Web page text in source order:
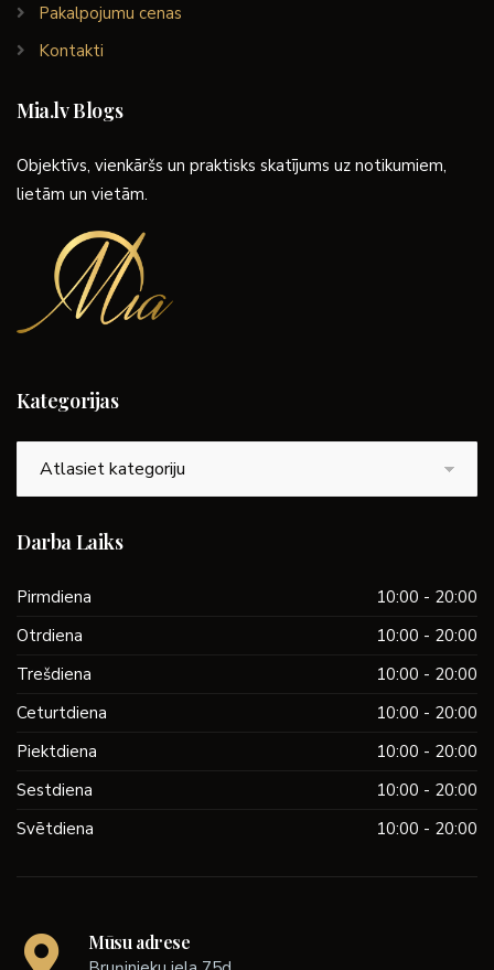
Pakalpojumu cenas
Kontakti
Mia.lv Blogs
Objektīvs, vienkāršs un praktisks skatījums uz notikumiem,
lietām un vietām.
Kategorijas
Darba Laiks
Pirmdiena
10:00 - 20:00
Otrdiena
10:00 - 20:00
Trešdiena
10:00 - 20:00
Ceturtdiena
10:00 - 20:00
Piektdiena
10:00 - 20:00
Sestdiena
10:00 - 20:00
Svētdiena
10:00 - 20:00
Mūsu adrese